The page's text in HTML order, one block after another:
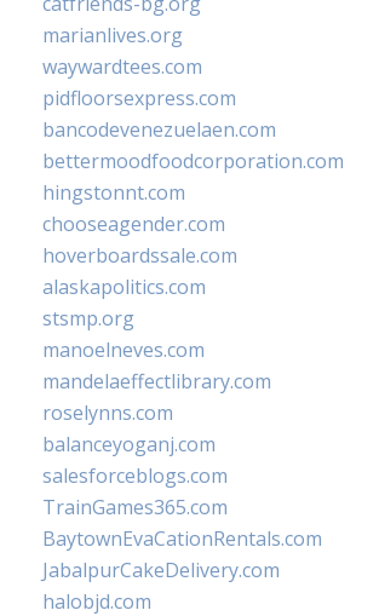
marianlives.org
waywardtees.com
pidfloorsexpress.com
bancodevenezuelaen.com
bettermoodfoodcorporation.com
hingstonnt.com
chooseagender.com
hoverboardssale.com
alaskapolitics.com
stsmp.org
manoelneves.com
mandelaeffectlibrary.com
roselynns.com
balanceyoganj.com
salesforceblogs.com
TrainGames365.com
BaytownEvaCationRentals.com
JabalpurCakeDelivery.com
halobjd.com